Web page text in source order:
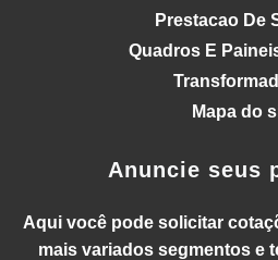
Prestacao De
Quadros E
Mapa do
Anuncie seus
Aqui você pode solicitar
mais variados segmentos e